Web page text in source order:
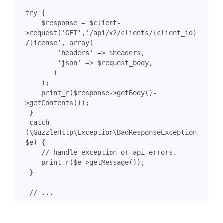
try {
$response = $client-
>request ( 'GET' , '/api/v2/clients/{client_id}
/license' , array(
'headers'
=> $headers ,
'json'
=> $request_body,
)
);
print_r($response->getBody() -
>getContents ());
}
catch
(\GuzzleHttp\Exception\BadResponseException
$e)
{
print_r($e->getMessage());
}